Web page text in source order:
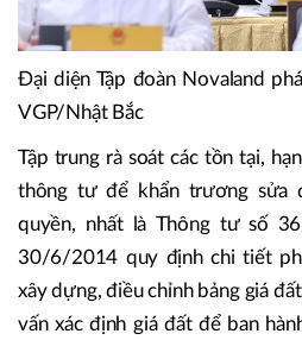
Đại diện Tập đoàn Novaland
VGP/Nhật Bắc
Tập trung rà soát các tồn tại,